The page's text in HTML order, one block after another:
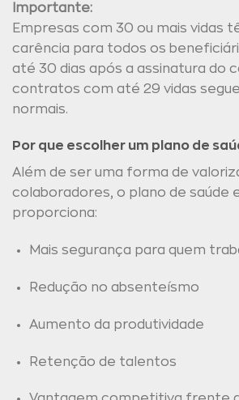
Importante:
Empresas com 30 ou mais vidas
carência para todos os
até 30 dias após a assinatura do
contratos com até 29 vidas
normais.
Por que escolher um plano de
Além de ser uma forma de
colaboradores, o plano de saúde
proporciona:
Mais segurança para quem
Redução no absenteísmo
Aumento da produtividade
Retenção de talentos